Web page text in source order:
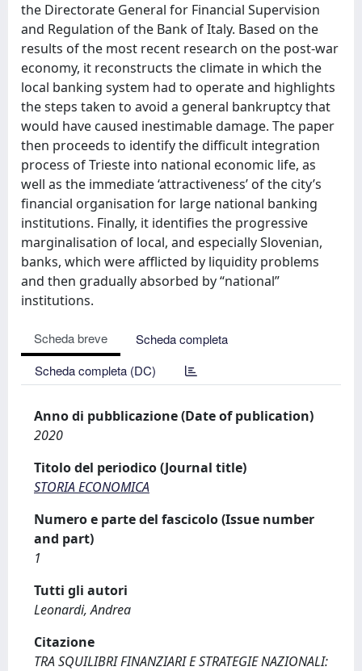
the Directorate General for Financial Supervision
and Regulation of the Bank of Italy. Based on the
results of the most recent research on the post-war
economy, it reconstructs the climate in which the
local banking system had to operate and highlights
the steps taken to avoid a general bankruptcy that
would have caused inestimable damage. The paper
then proceeds to identify the difficult integration
process of Trieste into national economic life, as
well as the immediate ‘attractiveness’ of the city’s
financial organisation for large national banking
institutions. Finally, it identifies the progressive
marginalisation of local, and especially Slovenian,
banks, which were afflicted by liquidity problems
and then gradually absorbed by “national”
institutions.
Scheda breve
Scheda completa
Scheda completa (DC)
Anno di pubblicazione (Date of publication)
2020
Titolo del periodico (Journal title)
STORIA ECONOMICA
Numero e parte del fascicolo (Issue number
and part)
1
Tutti gli autori
Leonardi, Andrea
Citazione
TRA SQUILIBRI FINANZIARI E STRATEGIE NAZIONALI: